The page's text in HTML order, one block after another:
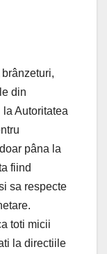
din
Autoritatea
pâna la
fiind
sa respecte
toti micii
la directiile